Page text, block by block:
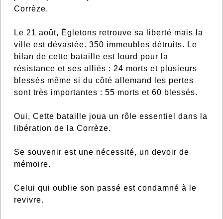
Corrèze.
Le 21 août, Égletons retrouve sa liberté mais la
ville est dévastée. 350 immeubles détruits. Le
bilan de cette bataille est lourd pour la
résistance et ses alliés : 24 morts et plusieurs
blessés même si du côté allemand les pertes
sont très importantes : 55 morts et 60 blessés.
Oui, Cette bataille joua un rôle essentiel dans la
libération de la Corrèze.
Se souvenir est une nécessité, un devoir de
mémoire.
Celui qui oublie son passé est condamné à le
revivre.